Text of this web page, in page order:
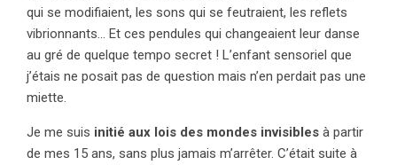
qui se modifiaient, les sons qui se feutraient, les reflets
vibrionnants… Et ces pendules qui changeaient leur danse
au gré de quelque tempo secret ! L’enfant sensoriel que
j’étais ne posait pas de question mais n’en perdait pas une
miette.
Je me suis initié aux lois des mondes invisibles à partir
de mes 15 ans, sans plus jamais m’arrêter. C’était suite à